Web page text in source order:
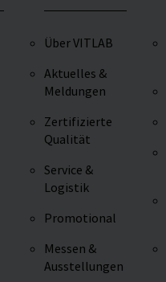
Über VITLAB
Aktuelles &
Meldungen
Zertifizierte
Qualität
Service &
Logistik
Promotional
Messen &
Ausstellungen